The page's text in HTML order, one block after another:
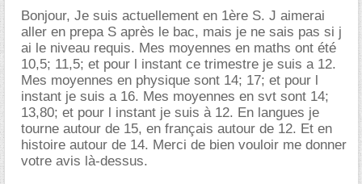
Bonjour, Je suis actuellement en 1ère S. J aimerai
aller en prepa S après le bac, mais je ne sais pas si j
ai le niveau requis. Mes moyennes en maths ont été
10,5; 11,5; et pour l instant ce trimestre je suis a 12.
Mes moyennes en physique sont 14; 17; et pour l
instant je suis a 16. Mes moyennes en svt sont 14;
13,80; et pour l instant je suis à 12. En langues je
tourne autour de 15, en français autour de 12. Et en
histoire autour de 14. Merci de bien vouloir me donner
votre avis là-dessus.